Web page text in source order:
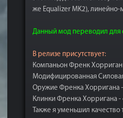
же Equalizer MK2),
Данный мод переводил для
В релизе присутствует:
Компаньон Френк Хорриган
Модифицированная
Оружие Френка Хорригана
Клинки Френка Хорригана -
Также я уменьшил